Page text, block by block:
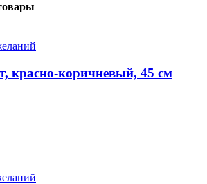
красно-коричневый, 45 см